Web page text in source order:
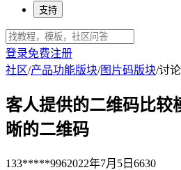
支持
登录免费注册
社区/产品功能版块/图片码版块/讨
客人提供的二维码比较
晰的二维码
133*****9962022年7月5日 6630